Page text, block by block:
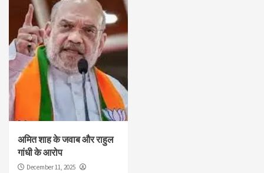
अमित शाह के जवाब और राहुल
गांधी के आरोप
December 11, 2025